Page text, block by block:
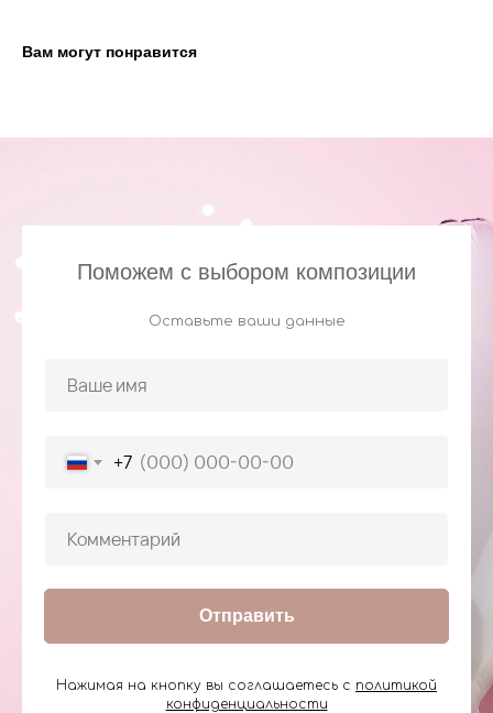
Вам могут понравится
Поможем с выбором композиции
Оставьте ваши данные
+7
Отправить
Нажимая на кнопку вы соглашаетесь с политикой
конфиденциальности